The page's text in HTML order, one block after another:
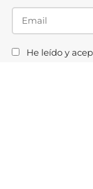
He leído y